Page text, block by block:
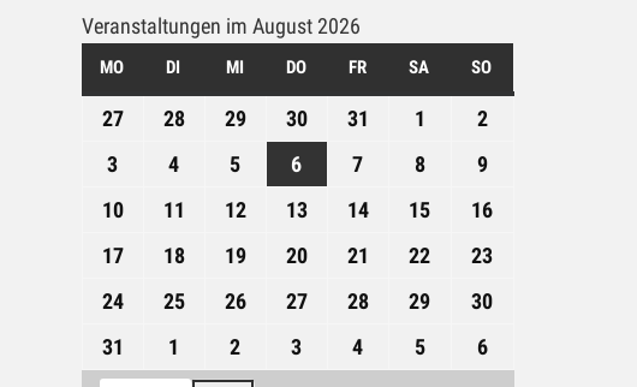
Veranstaltungen im August 2026
MO MONTAG
DI DIENSTAG
MI MITTWOCH
DODONNERSTAG
FRFREITAG
SA SAMSTAG
SO
2727.
2828.
2929.
2026
3030.
2026
31 1
August
22.
3
August
4
August
5
August
6
August
7
August
88.
August
99.
August
1010.
August
11
August
1212.
August
1313.
August
1414.
August
15
August
16
1717.
August
1818.
August
1919.
August
2020.
August
21
August
22
August
23
2424.
August
2026
2525.
August
2026
2626.
August
2026
2727.
August
2026
2828.
August
2026
29
August
2026
30
2026
31
August
1
September
2
September
3 4 55.
66.